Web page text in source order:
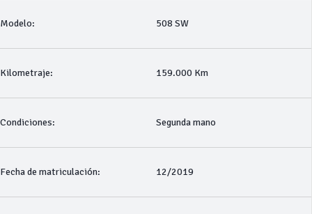
Modelo: 508 SW
Kilometraje: 159.000 Km
Condiciones: Segunda mano
Fecha de matriculación: 12/2019